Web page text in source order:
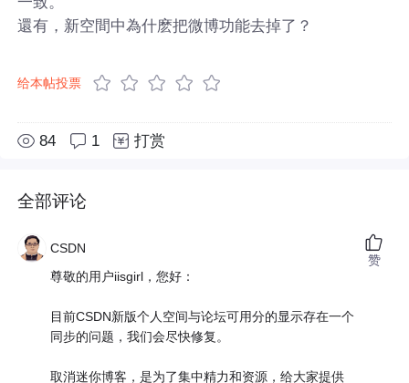
還有，新空間中為什麽把微博功能去掉了？
给本帖投票
84 1 打赏
全部评论
CSDN
尊敬的用户iisgirl，您好：
目前CSDN新版个人空间与论坛可用分的显示存在一个
同步的问题，我们会尽快修复。
取消迷你博客，是为了集中精力和资源，给大家提供
赞